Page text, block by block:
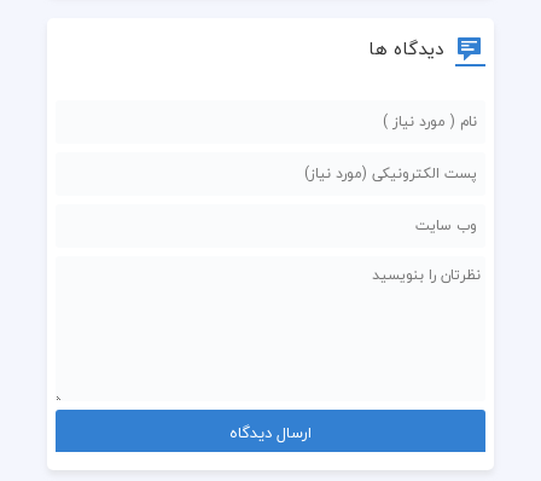
  آره اینه مسئله که عین عسله چشات
  از همه سره چشات
  بگو ما رو بپاد اون دو تا چشا که این بارونه بند بیاد.
دیدگاه ها